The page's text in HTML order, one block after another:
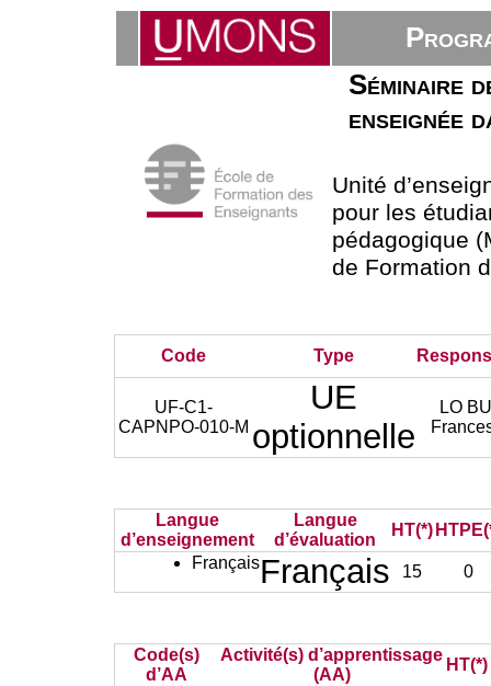
Séminaire
enseignée
Unité
pour les
pédagogique
de Formation
Code Type
UF-C1-
CAPNPO-010-M
UE
optionnelle
LO
Langue
d’enseignement
Langue
d’évaluation
HT(*)
FrançaisFrançais 15 0
Code(s)
d’AA
Activité(s) d’apprentissage
(AA)
HT(*)